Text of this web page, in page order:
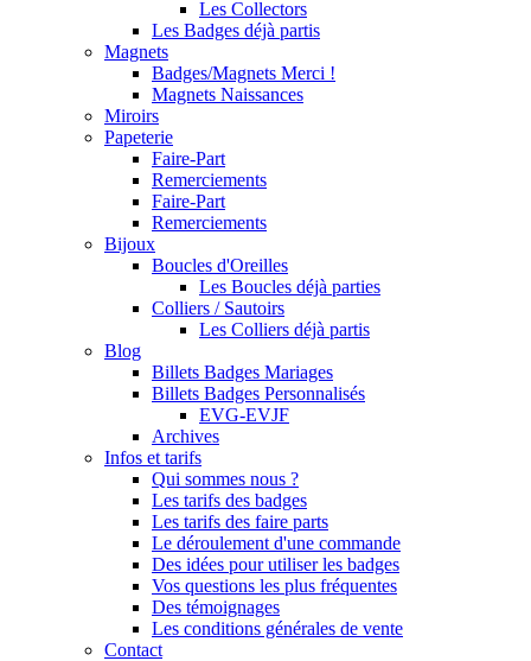
Les Collectors
Les Badges déjà partis
Magnets
Badges/Magnets Merci !
Magnets Naissances
Miroirs
Papeterie
Faire-Part
Remerciements
Faire-Part
Remerciements
Bijoux
Boucles d'Oreilles
Les Boucles déjà parties
Colliers / Sautoirs
Les Colliers déjà partis
Blog
Billets Badges Mariages
Billets Badges Personnalisés
EVG-EVJF
Archives
Infos et tarifs
Qui sommes nous ?
Les tarifs des badges
Les tarifs des faire parts
Le déroulement d'une commande
Des idées pour utiliser les badges
Vos questions les plus fréquentes
Des témoignages
Les conditions générales de vente
Contact